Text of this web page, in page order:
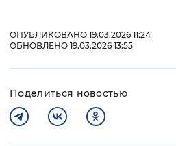
ОПУБЛИКОВАНО 19.03.2026 11:24
ОБНОВЛЕНО 19.03.2026 13:55
Поделиться новостью